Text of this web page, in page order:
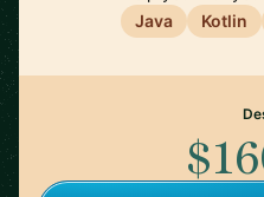
Java
Kotlin